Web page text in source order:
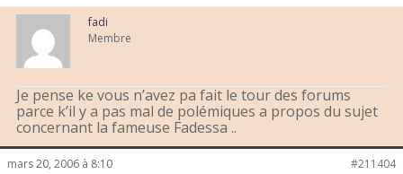
fadi
Membre
Je pense ke vous n’avez pa fait le tour des forums
parce k’il y a pas mal de polémiques a propos du sujet
concernant la fameuse Fadessa ..
mars 20, 2006 à 8:10 #211404